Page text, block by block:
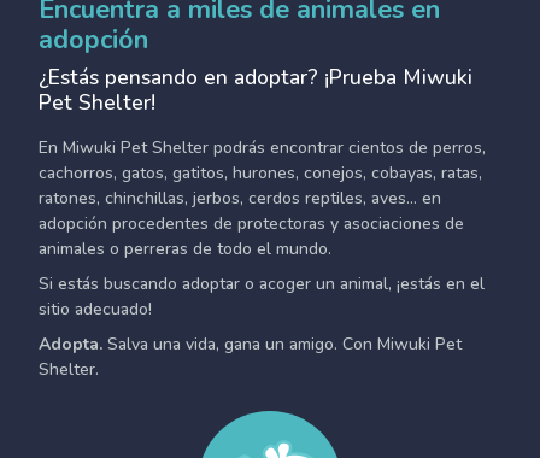
Encuentra a miles de animales en
adopción
¿Estás pensando en adoptar? ¡Prueba Miwuki
Pet Shelter!
En Miwuki Pet Shelter podrás encontrar cientos de perros,
cachorros, gatos, gatitos, hurones, conejos, cobayas, ratas,
ratones, chinchillas, jerbos, cerdos reptiles, aves... en
adopción procedentes de protectoras y asociaciones de
animales o perreras de todo el mundo.
Si estás buscando adoptar o acoger un animal, ¡estás en el
sitio adecuado!
Adopta. Salva una vida, gana un amigo. Con Miwuki Pet
Shelter.